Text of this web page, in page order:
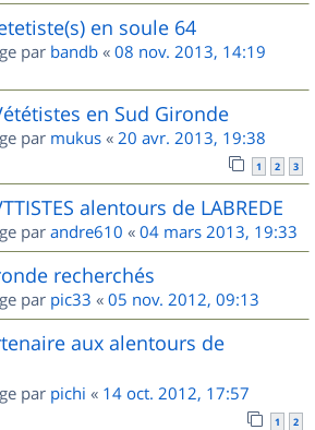
en soule 64
par bandb « 08 nov. 2013, 14:19
en Sud Gironde
par mukus « 20 avr. 2013, 19:38
1 2 3
alentours de LABREDE
par andre610 « 04 mars 2013, 19:33
recherchés
par pic33 « 05 nov. 2012, 09:13
aux alentours de
par pichi « 14 oct. 2012, 17:57
1 2